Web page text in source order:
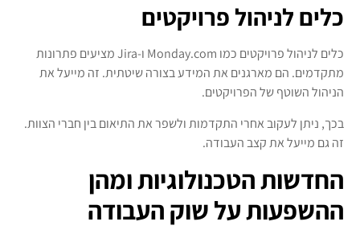
כלים לניהול פרויקטים
כלים לניהול פרויקטים כמו Monday.com ו-Jira מציעים פתרונות
מתקדמים. הם מארגנים את המידע בצורה שיטתית. זה מייעל את
הניהול השוטף של הפרויקטים.
בכך, ניתן לעקוב אחרי התקדמות ולשפר את התיאום בין חברי הצוות.
זה גם מייעל את קצב העבודה.
החדשות הטכנולוגיות ומהן
ההשפעות על שוק העבודה